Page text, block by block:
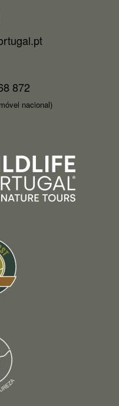
872
nacional)